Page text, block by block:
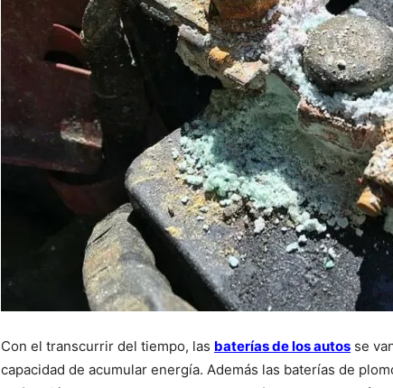
Con el transcurrir del tiempo, las baterías de los autos se
capacidad de acumular energía. Además las baterías de